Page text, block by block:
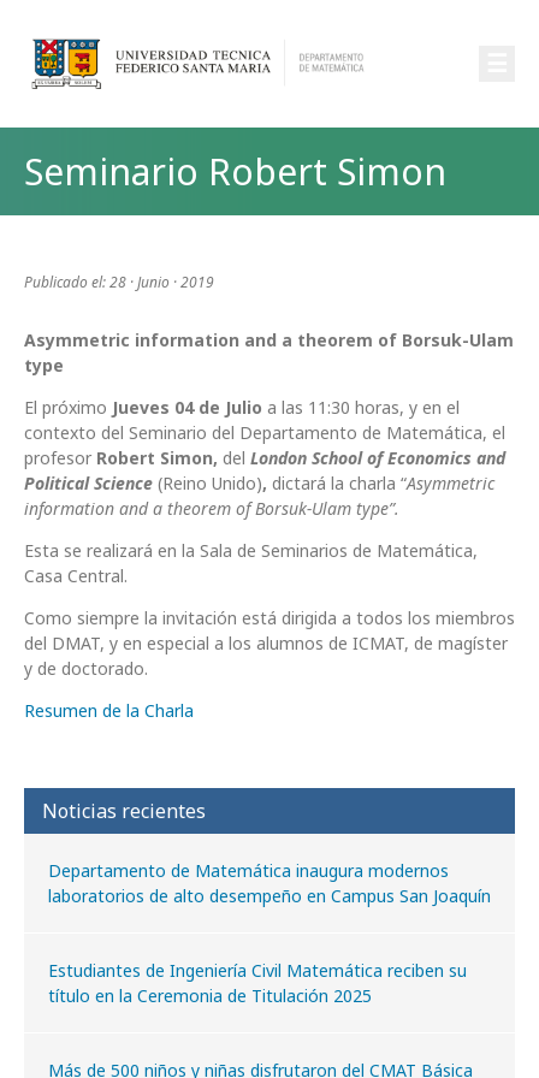
Seminario Robert Simon
Publicado el: 28 · Junio · 2019
Asymmetric information and a theorem of Borsuk-Ulam
type
El próximo Jueves 04 de Julio a las 11:30 horas, y en el
contexto del Seminario del Departamento de Matemática, el
profesor Robert Simon, del London School of Economics and
Political Science (Reino Unido), dictará la charla “Asymmetric
information and a theorem of Borsuk-Ulam type”.
Esta se realizará en la Sala de Seminarios de Matemática,
Casa Central.
Como siempre la invitación está dirigida a todos los miembros
del DMAT, y en especial a los alumnos de ICMAT, de magíster
y de doctorado.
Resumen de la Charla
Noticias recientes
Departamento de Matemática inaugura modernos
laboratorios de alto desempeño en Campus San Joaquín
Estudiantes de Ingeniería Civil Matemática reciben su
título en la Ceremonia de Titulación 2025
Más de 500 niños y niñas disfrutaron del CMAT Básica